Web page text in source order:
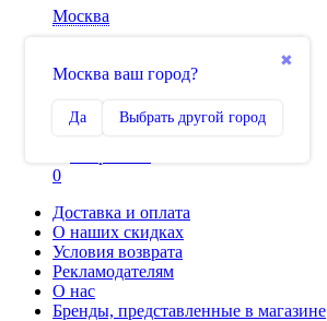
Москва
✖
Москва ваш город?
Да Выбрать другой город
Сравнение
0
Доставка и оплата
О наших скидках
Условия возврата
Рекламодателям
О нас
Бренды, представленные в магазине